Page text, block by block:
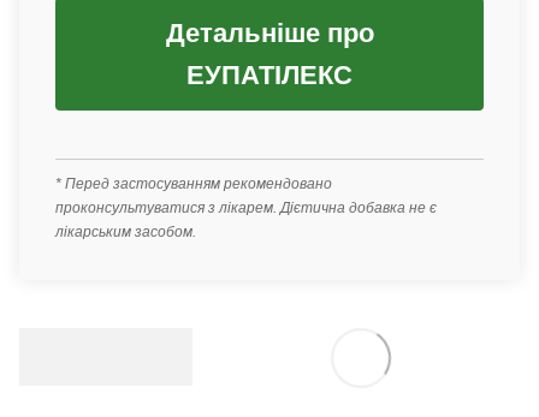
Детальніше про
ЕУПАТІЛЕКС
* Перед застосуванням рекомендовано
проконсультуватися з лікарем. Дієтична добавка не є
лікарським засобом.